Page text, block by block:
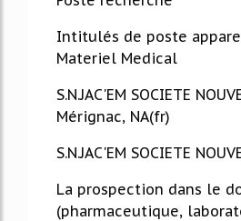
Intitulés de poste
Materiel Medical
S.N.JAC'EM SOCIETE
Mérignac, NA(fr)
S.N.JAC'EM SOCIETE
La prospection dans le
(pharmaceutique,